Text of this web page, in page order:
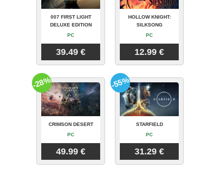
007 FIRST LIGHT
DELUXE EDITION
PC
39.49 €
HOLLOW KNIGHT:
SILKSONG
PC
12.99 €
CRIMSON DESERT
PC
49.99 €
-28%
STARFIELD
PC
31.29 €
-55%